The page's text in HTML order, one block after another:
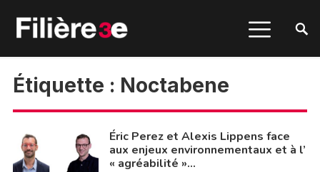
Étiquette : Noctabene
Éric Perez et Alexis Lippens face
aux enjeux environnementaux et à l’
« agréabilité »…